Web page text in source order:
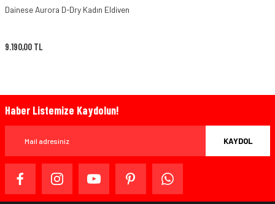
Dainese Aurora D-Dry Kadın Eldiven
9.190,00 TL
Haber Listemize Kaydolun!
KAYDOL